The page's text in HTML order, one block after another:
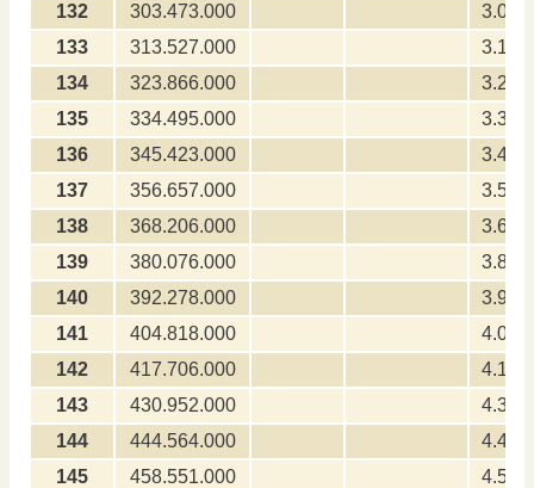
132
303.473.000
133
313.527.000
134
323.866.000
135
334.495.000
136
345.423.000
137
356.657.000
138
368.206.000
139
380.076.000
140
392.278.000
141
404.818.000
142
417.706.000
143
430.952.000
144
444.564.000
145
458.551.000